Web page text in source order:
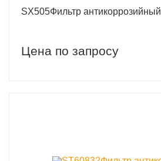
SX505Фильтр антикоррозийный
Цена по запросу